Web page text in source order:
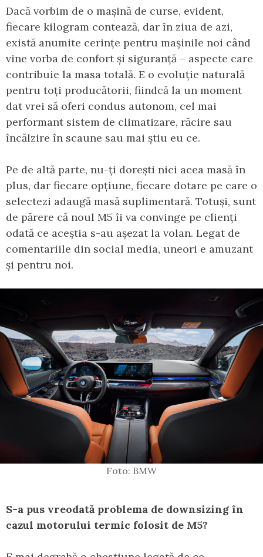
Dacă vorbim de o mașină de curse, evident,
fiecare kilogram contează, dar în ziua de azi,
există anumite cerințe pentru mașinile noi când
vine vorba de confort și siguranță – aspecte care
contribuie la masa totală. E o evoluție naturală
pentru toți producătorii, fiindcă la un moment
dat vrei să oferi condus autonom, cel mai
performant sistem de climatizare, răcire sau
încălzire în scaune sau mai știu eu ce.
Pe de altă parte, nu-ți dorești nici acea masă în
plus, dar fiecare opțiune, fiecare dotare pe care o
selectezi adaugă masă suplimentară. Totuși, sunt
de părere că noul M5 îi va convinge pe clienți
odată ce aceștia s-au așezat la volan. Legat de
comentariile din social media, uneori e amuzant
și pentru noi.
Foto: BMW
S-a pus vreodată problema de downsizing în
cazul motorului termic folosit de M5?